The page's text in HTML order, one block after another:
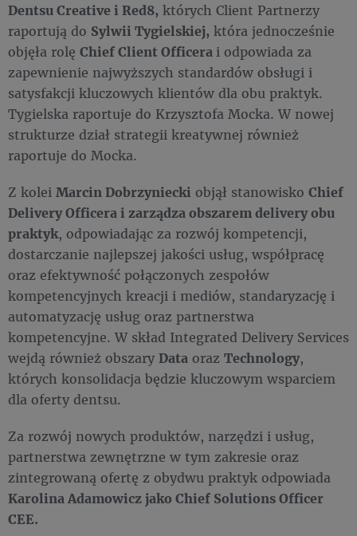
Dentsu Creative i Red8, których Client Partnerzy
raportują do Sylwii Tygielskiej, która jednocześnie
objęła rolę Chief Client Officera i odpowiada za
zapewnienie najwyższych standardów obsługi i
satysfakcji kluczowych klientów dla obu praktyk.
Tygielska raportuje do Krzysztofa Mocka. W nowej
strukturze dział strategii kreatywnej również
raportuje do Mocka.
Z kolei Marcin Dobrzyniecki objął stanowisko Chief
Delivery Officera i zarządza obszarem delivery obu
praktyk, odpowiadając za rozwój kompetencji,
dostarczanie najlepszej jakości usług, współpracę
oraz efektywność połączonych zespołów
kompetencyjnych kreacji i mediów, standaryzację i
automatyzację usług oraz partnerstwa
kompetencyjne. W skład Integrated Delivery Services
wejdą również obszary Data oraz Technology,
których konsolidacja będzie kluczowym wsparciem
dla oferty dentsu.
Za rozwój nowych produktów, narzędzi i usług,
partnerstwa zewnętrzne w tym zakresie oraz
zintegrowaną ofertę z obydwu praktyk odpowiada
Karolina Adamowicz jako Chief Solutions Officer
CEE.